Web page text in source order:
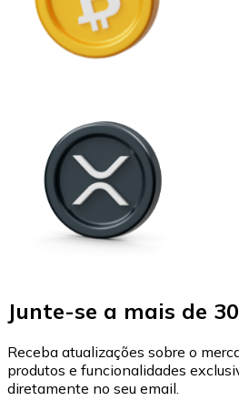
Junte-se a mais de
Receba atualizações sobre o
produtos e funcionalidades
diretamente no seu email.